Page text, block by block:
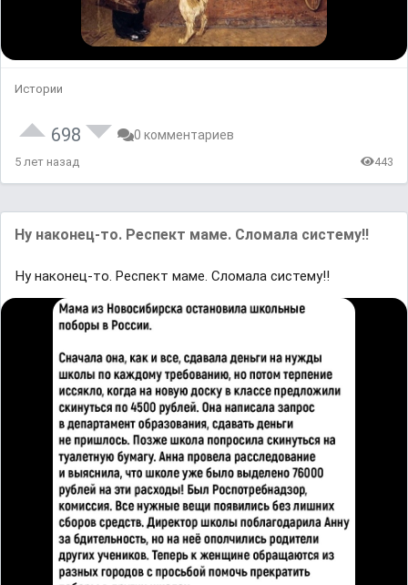
Истории
698 0 комментариев
5 лет назад 443
Ну наконец-то. Респект маме. Сломала систему!!
Ну наконец-то. Респект маме. Сломала систему!!